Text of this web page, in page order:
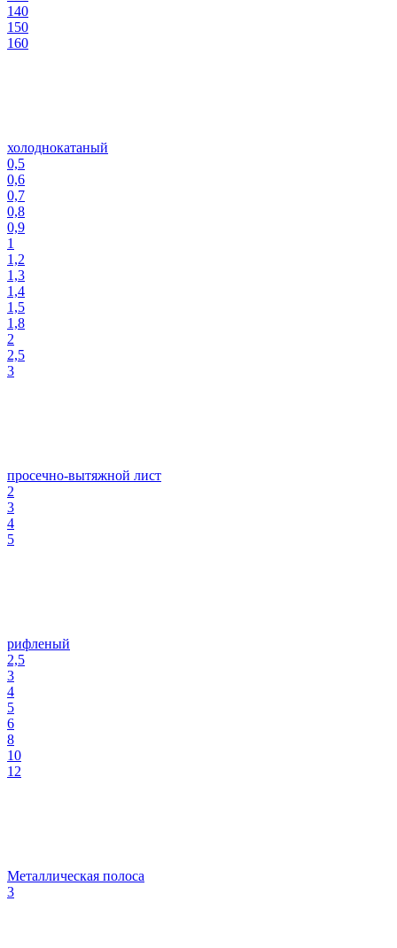
140
150
160
холоднокатаный
0,5
0,6
0,7
0,8
0,9
1
1,2
1,3
1,4
1,5
1,8
2
2,5
3
просечно-вытяжной лист
2
3
4
5
рифленый
2,5
3
4
5
6
8
10
12
Металлическая полоса
3